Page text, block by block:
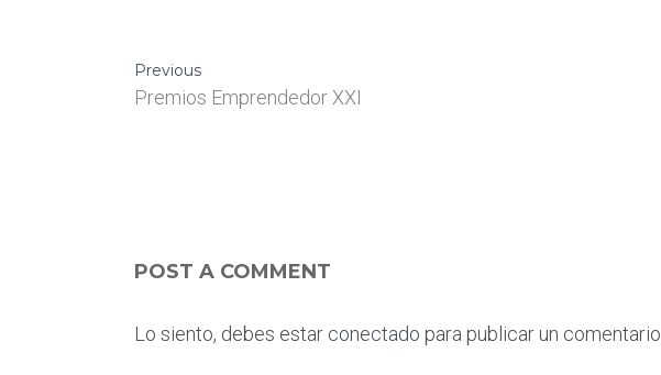
Previous
Premios Emprendedor XXI
POST A COMMENT
Lo siento, debes estar conectado para publicar un comentario.